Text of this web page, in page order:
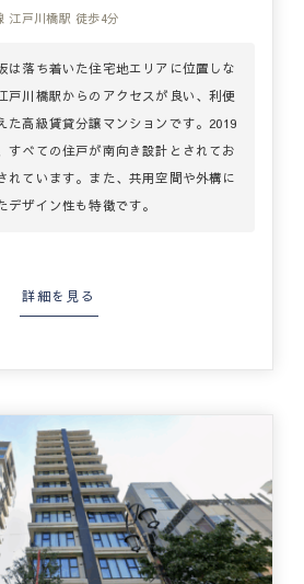
江戸川橋駅 徒歩4分
は落ち着いた住宅地エリアに位置しな
戸川橋駅からのアクセスが良い、利便
た高級賃貸分譲マンションです。2019
すべての住戸が南向き設計とされてお
れています。また、共用空間や外構に
ザイン性も特徴です。
詳細を見る